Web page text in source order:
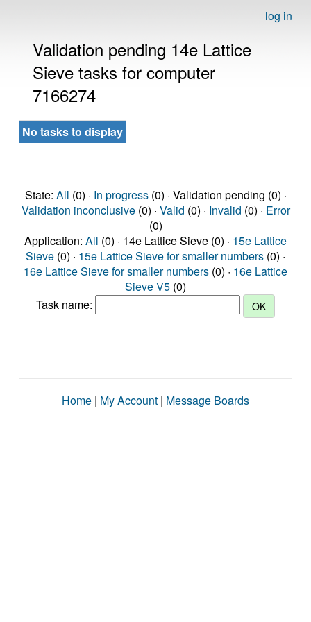
log in
Validation pending 14e Lattice
Sieve tasks for computer
7166274
No tasks to display
State: All (0) · In progress(0) · Validation pending (0) ·
Validation inconclusive(0) · Valid (0) · Invalid (0) · Error
(0)
Application: All (0) · 14e Lattice Sieve (0) · 15e Lattice
Sieve (0) · 15e Lattice Sieve for smaller numbers (0) ·
16e Lattice Sieve for smaller numbers (0) · 16e Lattice
Sieve V5 (0)
Task name:
Home | My Account | Message Boards